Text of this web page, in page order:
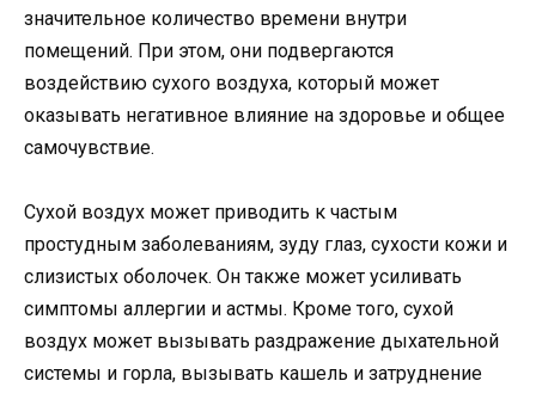
значительное количество времени внутри
помещений. При этом, они подвергаются
воздействию сухого воздуха, который может
оказывать негативное влияние на здоровье и общее
самочувствие.
Сухой воздух может приводить к частым
простудным заболеваниям, зуду глаз, сухости кожи и
слизистых оболочек. Он также может усиливать
симптомы аллергии и астмы. Кроме того, сухой
воздух может вызывать раздражение дыхательной
системы и горла, вызывать кашель и затруднение